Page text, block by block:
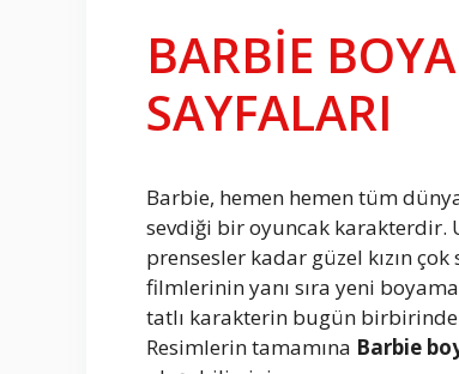
BARBİE
SAYFALARI
Barbie, hemen hemen tüm
sevdiği bir oyuncak karakterdir.
prensesler kadar güzel kızın
filmlerinin yanı sıra yeni
tatlı karakterin bugün
Resimlerin tamamına Barbie